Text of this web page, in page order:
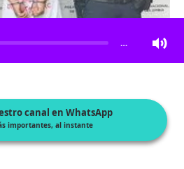
el artículo
…
canal en WhatsApp
importantes, al instante